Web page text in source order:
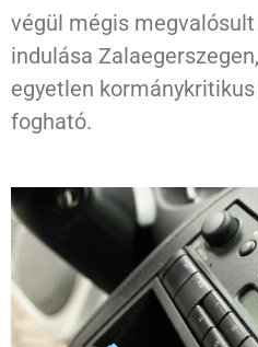
végül mégis megvalósult
indulása
egyetlen
fogható.